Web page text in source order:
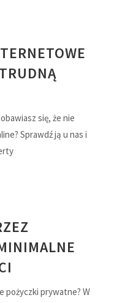
się, że nie
Sprawdź ją u nas i
pożyczki prywatne? W